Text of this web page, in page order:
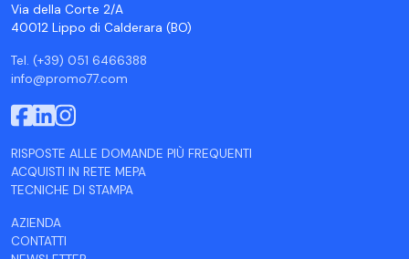
Via della Corte 2/A
40012 Lippo di Calderara (BO)
Tel. (+39) 051 6466388
info@promo77.com
RISPOSTE ALLE DOMANDE PIÙ FREQUENTI
ACQUISTI IN RETE MEPA
TECNICHE DI STAMPA
AZIENDA
CONTATTI